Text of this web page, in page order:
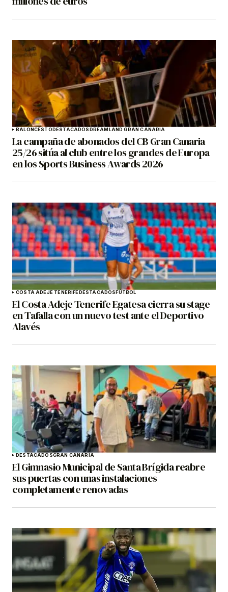
BALONCESTODESTACADOSDREAMLAND GRAN CANARIA
La campaña de abonados del CB Gran Canaria
25/26 sitúa al club entre los grandes de Europa
en los Sports Business Awards 2026
COSTA ADEJE TENERIFEDESTACADOSFÚTBOL
El Costa Adeje Tenerife Egatesa cierra su stage
en Tafalla con un nuevo test ante el Deportivo
Alavés
DESTACADOSGRAN CANARIA
El Gimnasio Municipal de Santa Brígida reabre
sus puertas con unas instalaciones
completamente renovadas